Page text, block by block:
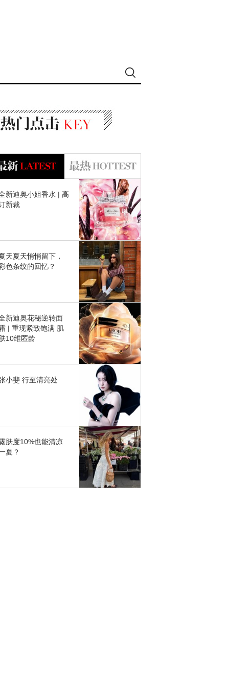
新迪奥小姐香水 | 高
新裁
天夏天悄悄留下，
色条纹的回忆？
新迪奥花秘逆转面
| 重现紧致饱满 肌
10维匿龄
小斐 行至清亮处
肤度10%也能清凉
夏？